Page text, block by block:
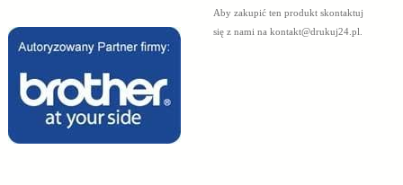
Aby zakupić ten produkt skontaktuj
się z nami na kontakt@drukuj24.pl